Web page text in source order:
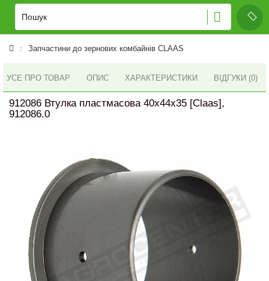
Запчастини до зернових комбайнів CLAAS
УСЕ ПРО ТОВАР ОПИС ХАРАКТЕРИСТИКИ ВІДГУКИ (0)
912086 Втулка пластмасова 40x44x35 [Claas],
912086.0